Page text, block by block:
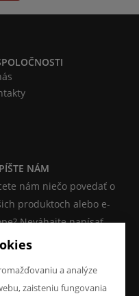
NÁM
nám niečo povedať o
produktoch alebo e-
Neváhajte napísať.
napísať správu
a analýze
zaisteniu fungovania